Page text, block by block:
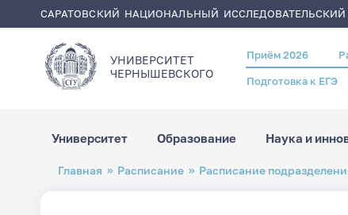
САРАТОВСКИЙ НАЦИОНАЛЬНЫЙ
УНИВЕРСИТЕТ
ЧЕРНЫШЕВСКОГO
Header
menu
Приём 2026
Подготовка к ЕГЭ
Университет Образование Наука и
Строка
навигации
Главная Расписание Расписание